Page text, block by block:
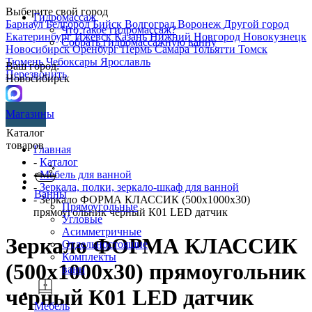
Выберите свой город
БарнаулБелгородБийск ВолгоградВоронеж Другой город
ЕкатеринбургИжевскКазаньНижний Новгород Новокузнецк
НовосибирскОренбургПермьСамараТольятти Томск
ТюменьЧебоксары Ярославль
Перезвонить
Гидромассаж
Что такое гидромассаж?
Собрать гидромассажную ванну
Ваш город:
Новосибирск
Магазины
Каталог
товаров
Ванны
Прямоугольные
Угловые
Асимметричные
Отдельностоящие
Комплекты
ванн
Мебель
Главная
- Каталог
-Мебель для ванной
- Зеркала, полки, зеркало-шкаф для ванной
- Зеркало ФОРМА КЛАССИК (500х1000х30)
прямоугольник черный К01 LED датчик
Зеркало ФОРМА КЛАССИК
(500х1000х30) прямоугольник
черный К01 LED датчик